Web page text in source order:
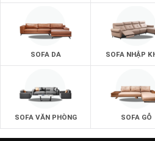
SOFA DA SOFA NHẬP
SOFA VĂN PHÒNG SOFA GỖ